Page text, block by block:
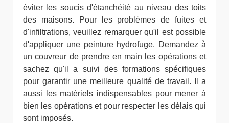
éviter les soucis d'étanchéité au niveau des toits
des maisons. Pour les problèmes de fuites et
d'infiltrations, veuillez remarquer qu'il est possible
d'appliquer une peinture hydrofuge. Demandez à
un couvreur de prendre en main les opérations et
sachez qu'il a suivi des formations spécifiques
pour garantir une meilleure qualité de travail. Il a
aussi les matériels indispensables pour mener à
bien les opérations et pour respecter les délais qui
sont imposés.